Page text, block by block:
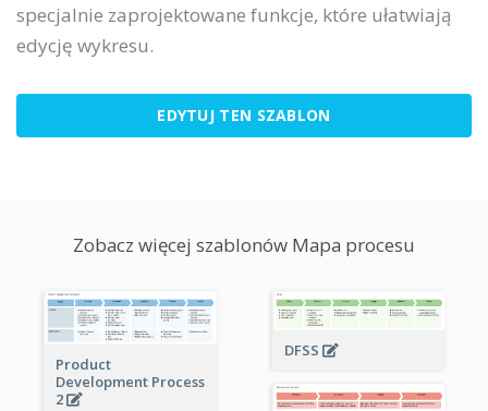
specjalnie zaprojektowane funkcje, które ułatwiają
edycję wykresu.
EDYTUJ TEN SZABLON
Zobacz więcej szablonów Mapa procesu
Product
Development Process
2
DFSS